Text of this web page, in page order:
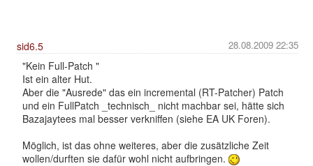
28.08.2009 22:35
sid6.5
"Kein Full-Patch "
Ist ein alter Hut.
Aber die "Ausrede" das ein incremental (RT-Patcher) Patch
und ein FullPatch _technisch_ nicht machbar sei, hätte sich
Bazajaytees mal besser verkniffen (siehe EA UK Foren).
Möglich, ist das ohne weiteres, aber die zusätzliche Zeit
wollen/durften sie dafür wohl nicht aufbringen.